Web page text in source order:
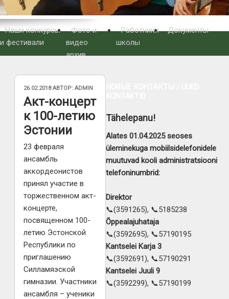
Наши конкурсы
и фестивали
Фото и
видео
архив
Работники
школы
Документы
ОПУБЛИКОВАНО
26.02.2018АВТОР:ADMIN
Акт-концерт
к 100-летию
Эстонии
23 февраля
ансамбль
аккордеонистов
принял участие в
торжественном акт-
концерте,
посвященном 100-
летию Эстонской
Республики по
приглашению
Силламяэской
гимназии. Участники
ансамбля – ученики
Tähelepanu!
Alates 01.04.2025 seoses
üleminekuga mobiilsidelefonidele
muutuvad kooli administratsiooni
telefoninumbrid:
Direktor
📞(3591265), 📞5185238
Õppealajuhataja
📞(3592695), 📞57190195
Kantselei Karja 3
📞(3592691), 📞57190291
Kantselei Juuli 9
📞(3592299), 📞57190199